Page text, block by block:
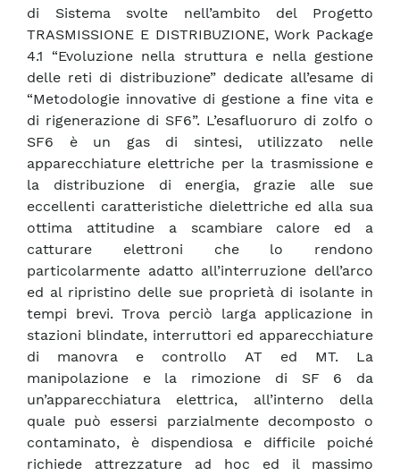
di Sistema svolte nell’ambito del Progetto
TRASMISSIONE E DISTRIBUZIONE, Work Package
4.1 “Evoluzione nella struttura e nella gestione
delle reti di distribuzione” dedicate all’esame di
“Metodologie innovative di gestione a fine vita e
di rigenerazione di SF6”. L’esafluoruro di zolfo o
SF6 è un gas di sintesi, utilizzato nelle
apparecchiature elettriche per la trasmissione e
la distribuzione di energia, grazie alle sue
eccellenti caratteristiche dielettriche ed alla sua
ottima attitudine a scambiare calore ed a
catturare elettroni che lo rendono
particolarmente adatto all’interruzione dell’arco
ed al ripristino delle sue proprietà di isolante in
tempi brevi. Trova perciò larga applicazione in
stazioni blindate, interruttori ed apparecchiature
di manovra e controllo AT ed MT. La
manipolazione e la rimozione di SF 6 da
un’apparecchiatura elettrica, all’interno della
quale può essersi parzialmente decomposto o
contaminato, è dispendiosa e difficile poiché
richiede attrezzature ad hoc ed il massimo